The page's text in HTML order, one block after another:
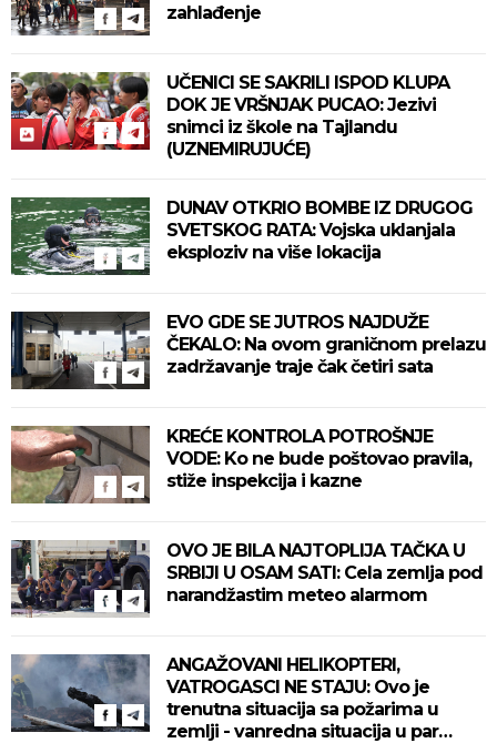
zahlađenje
UČENICI SE SAKRILI ISPOD KLUPA
DOK JE VRŠNJAK PUCAO: Jezivi
snimci iz škole na Tajlandu
(UZNEMIRUJUĆE)
DUNAV OTKRIO BOMBE IZ DRUGOG
SVETSKOG RATA: Vojska uklanjala
eksploziv na više lokacija
EVO GDE SE JUTROS NAJDUŽE
ČEKALO: Na ovom graničnom prelazu
zadržavanje traje čak četiri sata
KREĆE KONTROLA POTROŠNJE
VODE: Ko ne bude poštovao pravila,
stiže inspekcija i kazne
OVO JE BILA NAJTOPLIJA TAČKA U
SRBIJI U OSAM SATI: Cela zemlja pod
narandžastim meteo alarmom
ANGAŽOVANI HELIKOPTERI,
VATROGASCI NE STAJU: Ovo je
trenutna situacija sa požarima u
zemlji - vanredna situacija u par